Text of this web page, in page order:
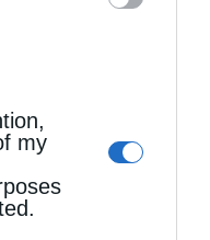
my
έδειξε τη
της Ορθοδοξίας”,